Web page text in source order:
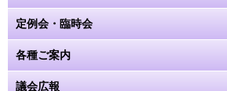
定例会・臨時会
各種ご案内
議会広報